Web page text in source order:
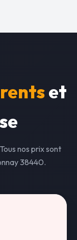
et
nos prix sont
38440.